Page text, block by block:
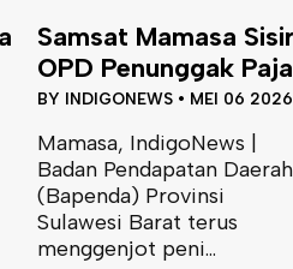
Suhardi Duka
Resmikan Jalan
Urekang – ...
INDIGONEWS MAR 05 2026
Mamasa, IndigoNews |
Gubernur Sulawesi Barat,
Suhardi Duka, meresmikan
ruas jalan Urekang–Mambi